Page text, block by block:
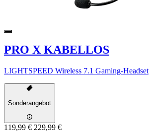
PRO X KABELLOS
LIGHTSPEED Wireless 7.1 Gaming-Headset
Sonderangebot
119,99 € 229,99 €